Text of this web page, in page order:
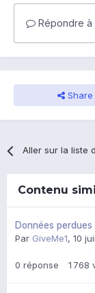
Répondre
Share
Aller sur la liste
Contenu
Données
Par GiveMe1, 10
0 réponse 1 768